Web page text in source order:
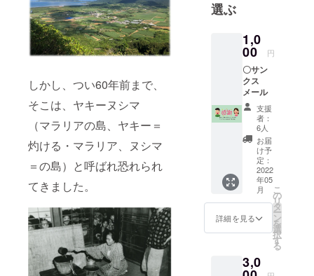
しかし、つい60年前まで、
そこは、ヤキーヌシマ
（マラリアの島、ヤキー＝
灼ける・マラリア、ヌシマ
＝の島）と呼ばれ恐れられ
てきました。
ジェクトで
真面目に真
剣にゼロマ
ラリア伝え
ようプロ
ジェクトに
取り組んで
います。
コロナ禍の
今、先人た
ち一人一人
て、何を感
リアと闘っ
てきたの
選ぶ
1,0
00 円
〇サン
クス
メール
支援
者：
6人
お届
け予
定：
2022
年05
月
詳細を見る
こ
の
リ
タ
ー
ン
を
選
択
す
る
3,0